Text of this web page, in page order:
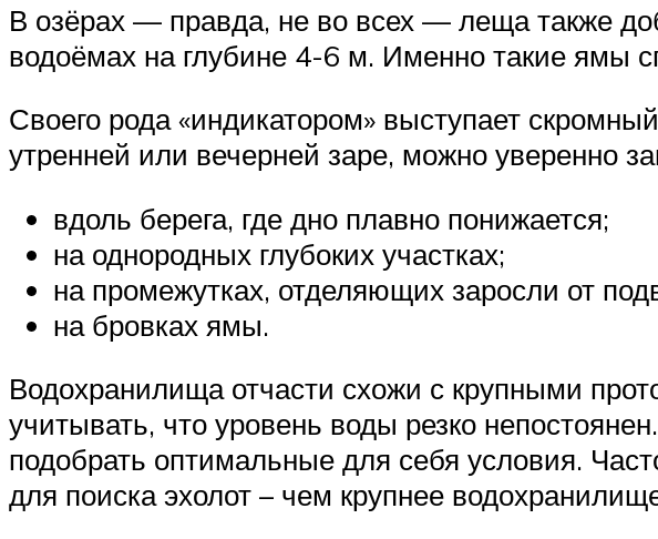
В озёрах — правда, не во всех — леща также
водоёмах на глубине 4-6 м. Именно такие ямы
Своего рода «индикатором» выступает
утренней или вечерней заре, можно уверенно
вдоль берега, где дно плавно понижается;
на однородных глубоких участках;
на промежутках, отделяющих заросли от
на бровках ямы.
Водохранилища отчасти схожи с крупными
учитывать, что уровень воды резко
подобрать оптимальные для себя условия.
для поиска эхолот – чем крупнее